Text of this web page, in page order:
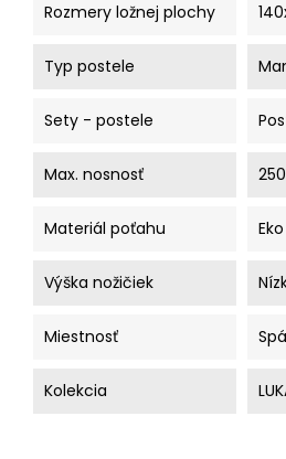
Rozmery ložnej plochy
Typ postele
Sety - postele
Max. nosnosť 250
Materiál poťahu
Výška nožičiek
Miestnosť
Kolekcia